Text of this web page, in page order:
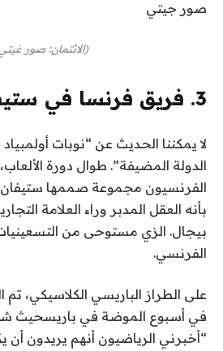
صور جيتي
(الائتمان: صور
3. فريق فرنسا في ستيفان أشبول
لا يمكننا الحديث عن “نوبات
الدولة المضيفة”. طوال دورة
الفرنسيون مجموعة صممها
بأنه العقل المدبر وراء العلامة
بيجال. الزي مستوحى من
الفرنسي.
على الطراز الباريسي الكلاسيكي، تم
في أسبوع الموضة في باريسحيث
“أخبرني الرياضيون أنهم يريدون أن